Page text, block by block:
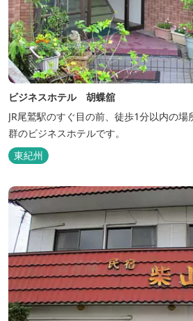
ビジネスホテル 胡蝶舘
JR尾鷲駅のすぐ目の前、徒歩1分以内の
群のビジネスホテルです。
東紀州